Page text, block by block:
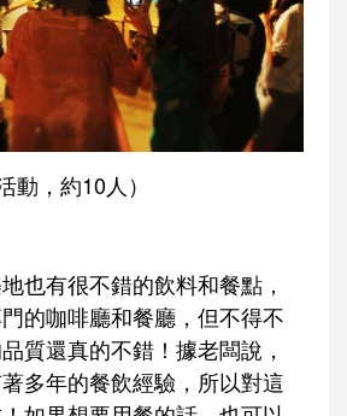
動，約10人）
也有很不錯的飲料和餐點，
的咖啡廳和餐廳，但不得不
質還真的不錯！據老闆說，
多年的餐飲經驗，所以對這